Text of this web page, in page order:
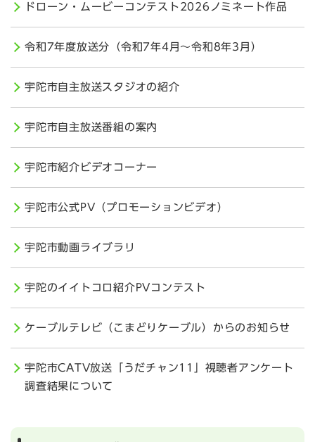
ドローン・ムービーコンテスト2026ノミネート作品
令和7年度放送分（令和7年4月～令和8年3月）
宇陀市自主放送スタジオの紹介
宇陀市自主放送番組の案内
宇陀市紹介ビデオコーナー
宇陀市公式PV（プロモーションビデオ）
宇陀市動画ライブラリ
宇陀のイイトコロ紹介PVコンテスト
ケーブルテレビ（こまどりケーブル）からのお知らせ
宇陀市CATV放送「うだチャン11」視聴者アンケート
調査結果について